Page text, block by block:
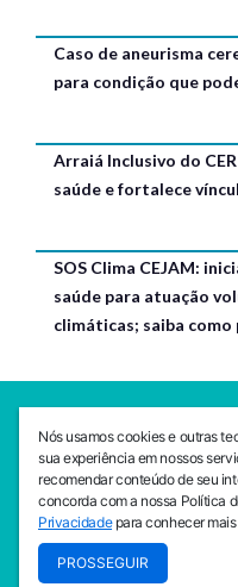
Caso de aneurisma
para condição que
Arraiá Inclusivo do
saúde e fortalece
SOS Clima CEJAM:
saúde para atuação
climáticas; saiba
Av. da Liberdade, 765,
Av. da Liberdade, 765,
Nós usamos cookies e outras
sua experiência em nossos
recomendar conteúdo de seu
concorda com a nossa Política
Privacidadepara conhecer
PROSSEGUIR